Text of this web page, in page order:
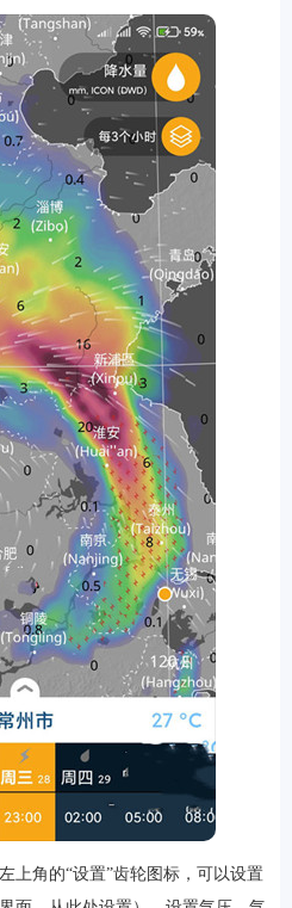
上角的“设置”齿轮图标，可以设置